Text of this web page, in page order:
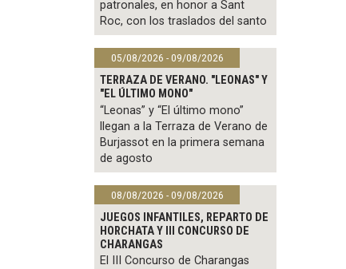
patronales, en honor a Sant
Roc, con los traslados del santo
05/08/2026 - 09/08/2026
TERRAZA DE VERANO. "LEONAS" Y
"EL ÚLTIMO MONO"
“Leonas” y “El último mono”
llegan a la Terraza de Verano de
Burjassot en la primera semana
de agosto
08/08/2026 - 09/08/2026
JUEGOS INFANTILES, REPARTO DE
HORCHATA Y III CONCURSO DE
CHARANGAS
El III Concurso de Charangas